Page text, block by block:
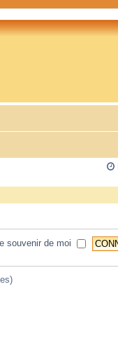
souvenir de moi